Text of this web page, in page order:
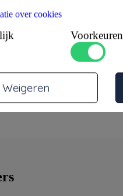
over cookies
Voorkeuren
Weigeren